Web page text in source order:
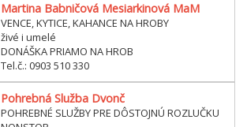
Martina Babničová Mesiarkinová MaM
VENCE, KYTICE, KAHANCE NA HROBY
živé i umelé
DONÁŠKA PRIAMO NA HROB
Tel.č.: 0903 510 330
Pohrebná Služba Dvonč
POHREBNÉ SLUŽBY PRE DÔSTOJNÚ ROZLUČKU